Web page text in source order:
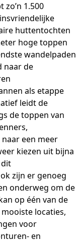
1.500
huttentochten
hoge toppen
wandelpaden
naar de
als etappe
leidt de
de toppen van
een meer
kiezen uit bijna
zijn er genoeg
onderweg om de
op één van de
locaties,
voor
en